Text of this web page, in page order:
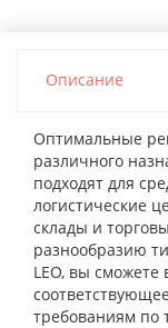
Описание
Оптимальные
различного
подходят для
логистические
склады и
разнообразию
LEO, вы
требованиям по